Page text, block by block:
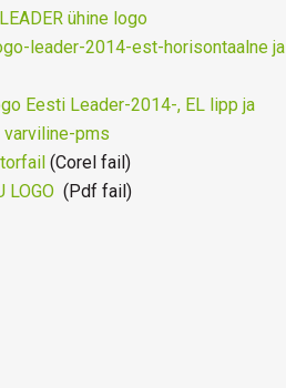
ühine logo
leader-2014-est-horisontaalne ja
Eesti Leader-2014-, EL lipp ja
varviline-pms
(Corel fail)
LOGO (Pdf fail)